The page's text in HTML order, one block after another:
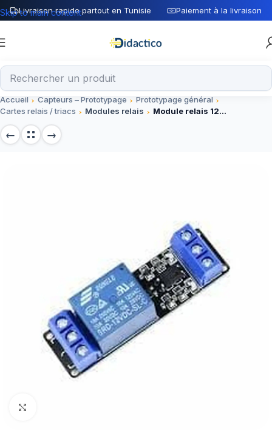
Livraison rapide partout en Tunisie Paiement à la livraison
Skip to main content
Accueil Capteurs – Prototypage
Prototypage général
Cartes relais / triacs
Modules relais Module relais 12V 1 CH avec light coupling